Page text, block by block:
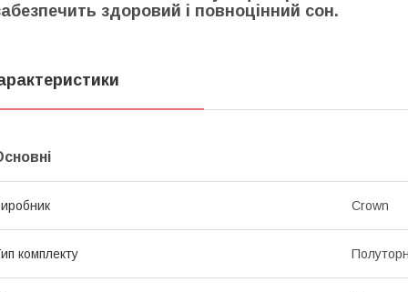
здоровий і повноцінний сон.
Crown
комплекту